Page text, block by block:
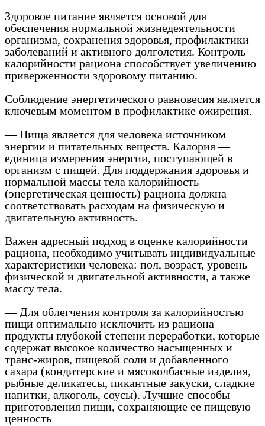
Здоровое питание является основой для
обеспечения нормальной жизнедеятельности
организма, сохранения здоровья, профилактики
заболеваний и активного долголетия. Контроль
калорийности рациона способствует увеличению
приверженности здоровому питанию.
Соблюдение энергетического равновесия является
ключевым моментом в профилактике ожирения.
— Пища является для человека источником
энергии и питательных веществ. Калория —
единица измерения энергии, поступающей в
организм с пищей. Для поддержания здоровья и
нормальной массы тела калорийность
(энергетическая ценность) рациона должна
соответствовать расходам на физическую и
двигательную активность.
Важен адресный подход в оценке калорийности
рациона, необходимо учитывать индивидуальные
характеристики человека: пол, возраст, уровень
физической и двигательной активности, а также
массу тела.
— Для облегчения контроля за калорийностью
пищи оптимально исключить из рациона
продукты глубокой степени переработки, которые
содержат высокое количество насыщенных и
транс-жиров, пищевой соли и добавленного
сахара (кондитерские и мясоколбасные изделия,
рыбные деликатесы, пикантные закуски, сладкие
напитки, алкоголь, соусы). Лучшие способы
приготовления пищи, сохраняющие ее пищевую
ценность